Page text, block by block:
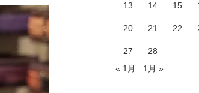
13 14 15
20 21 22
27
28
« 1月
1月 »